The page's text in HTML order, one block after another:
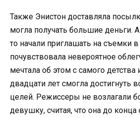
Также Энистон доставляла
могла получать большие деньги.
то начали приглашать на съемки
почувствовала невероятное
мечтала об этом с самого детства
двадцати лет смогла достигнуть
целей. Режиссеры не возлагали
девушку, считая, что она до